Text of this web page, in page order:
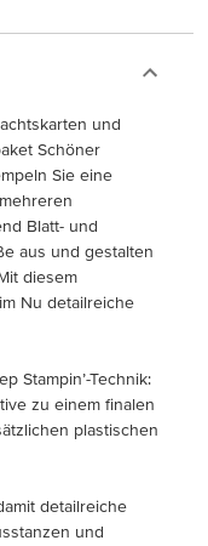
und
Schöner
Sie eine
Blatt- und
aus und gestalten
diesem
Nu detailreiche
Stampin’-Technik:
zu einem finalen
plastischen
detailreiche
und